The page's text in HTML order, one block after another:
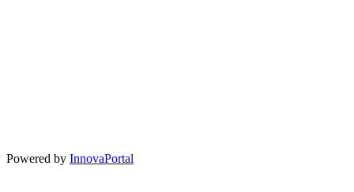
Powered by InnovaPortal